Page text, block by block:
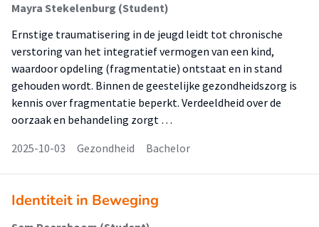
Mayra Stekelenburg (Student)
Ernstige traumatisering in de jeugd leidt tot chronische
verstoring van het integratief vermogen van een kind,
waardoor opdeling (fragmentatie) ontstaat en in stand
gehouden wordt. Binnen de geestelijke gezondheidszorg is
kennis over fragmentatie beperkt. Verdeeldheid over de
oorzaak en behandeling zorgt …
2025-10-03
Gezondheid Bachelor
Identiteit in Beweging